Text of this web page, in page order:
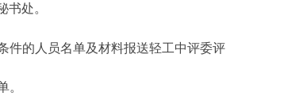
书处。
件的人员名单及材料报送轻工中评委评
。